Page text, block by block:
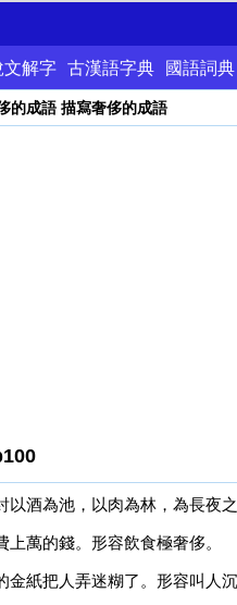
文解字 古漢語字典 國語詞典
的成語 描寫奢侈的成語
酒為池，以肉為林，為長夜
萬的錢。形容飲食極奢侈。
金紙把人弄迷糊了。形容叫人